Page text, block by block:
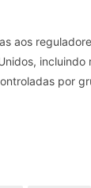
aos
incluindo
por